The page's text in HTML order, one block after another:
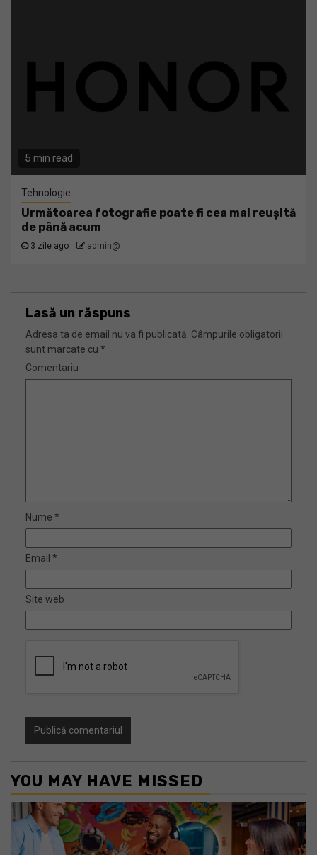
5 min read
Tehnologie
Următoarea fotografie poate fi cea mai reușită
de până acum
3 zile ago admin@
Lasă un răspuns
Adresa ta de email nu va fi publicată. Câmpurile obligatorii
sunt marcate cu *
Comentariu
Nume *
Email *
Site web
YOU MAY HAVE MISSED